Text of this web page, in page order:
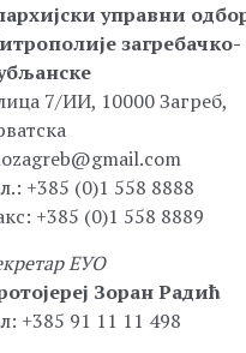
управни
загребачко-
7/ИИ, 10000 Загреб,
+385 (0)1 558 8888
+385 (0)1 558 8889
ЕУО
Зоран Радић
+385 91 11 11 498